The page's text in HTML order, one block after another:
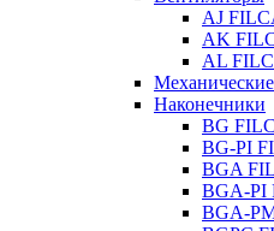
AJ
AK
AL
Наконечники
BG
BG-PI
BGA
BGA-PI
BGA-